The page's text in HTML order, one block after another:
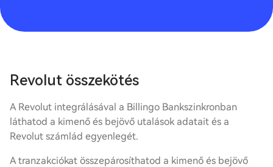
Revolut összekötés
A Revolut integrálásával a Billingo Bankszinkronban
láthatod a kimenő és bejövő utalások adatait és a
Revolut számlád egyenlegét.
A tranzakciókat összepárosíthatod a kimenő és bejövő